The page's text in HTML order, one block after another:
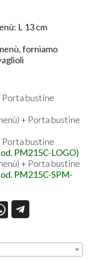
L 13 cm
forniamo
bustine
+ Porta bustine
bustine
PM215C-LOGO)
+ Porta bustine
PM215C-SPM-